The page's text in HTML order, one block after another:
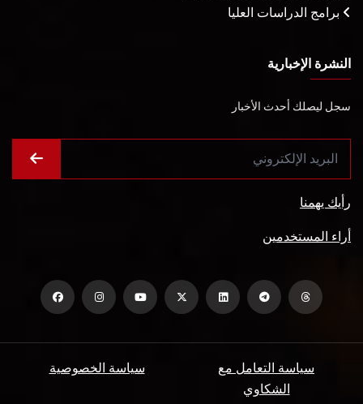
برامج الدراسات العليا
النشرة الإخبارية
سجل ليصلك أحدث الأخبار
رأيك يهمنا
أراء المستخدمين
سياسة الخصوصية
سياسة التعامل مع
الشكاوي